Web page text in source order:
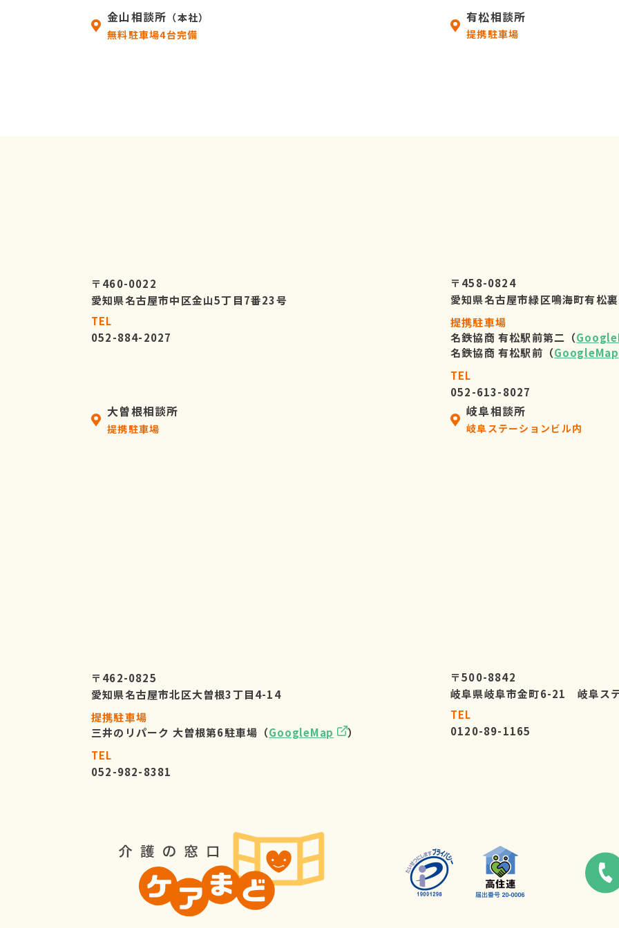
金山相談所 （本社）
無料駐車場4台完備
〒460-0022
愛知県名古屋市中区金山5丁目7番23号
TEL
052-884-2027
有松相談所
提携駐車場
〒458-0824
愛知県名古屋市緑区鳴海町有松
提携駐車場
名鉄協商 有松駅前第二（
名鉄協商 有松駅前（GoogleMap
TEL
052-613-8027
大曽根相談所
提携駐車場
〒462-0825
愛知県名古屋市北区大曽根3丁目4-14
提携駐車場
三井のリパーク 大曽根第6駐車場（GoogleMap
）
TEL
052-982-8381
岐阜相談所
岐阜ステーションビル内
〒500-8842
岐阜県岐阜市金町6-21 岐阜ス
TEL
0120-89-1165